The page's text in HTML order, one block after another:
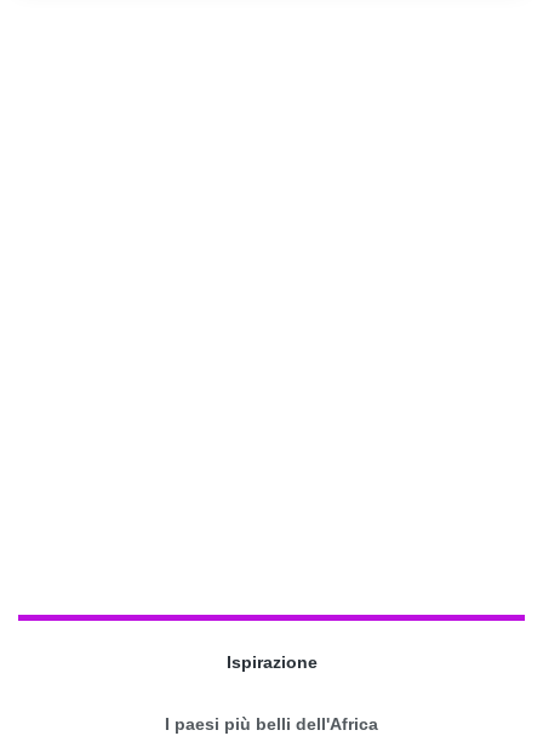
Ispirazione
I paesi più belli dell'Africa